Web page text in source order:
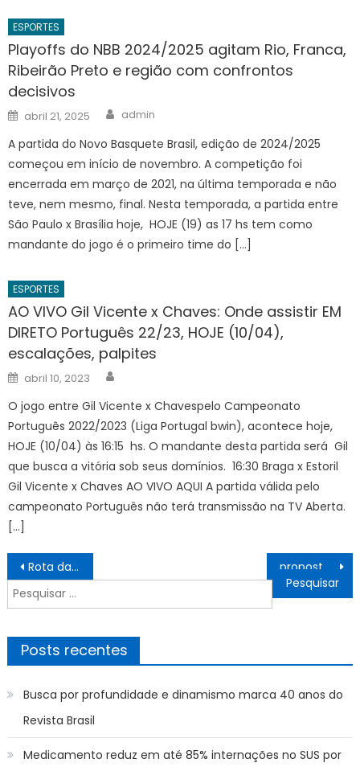
ESPORTES
Playoffs do NBB 2024/2025 agitam Rio, Franca,
Ribeirão Preto e região com confrontos
decisivos
Posted
on
abril 21, 2025 Author
admin
A partida do Novo Basquete Brasil, edição de 2024/2025
começou em início de novembro. A competição foi
encerrada em março de 2021, na última temporada e não
teve, nem mesmo, final. Nesta temporada, a partida entre
São Paulo x Brasília hoje, HOJE (19) as 17 hs tem como
mandante do jogo é o primeiro time do […]
ESPORTES
AO VIVO Gil Vicente x Chaves: Onde assistir EM
DIRETO Português 22/23, HOJE (10/04),
escalações, palpites
Posted
on
abril 10, 2023
O jogo entre Gil Vicente x Chavespelo Campeonato
Português 2022/2023 (Liga Portugal bwin), acontece hoje,
HOJE (10/04) às 16:15 hs. O mandante desta partida será Gil
que busca a vitória sob seus domínios. 16:30 Braga x Estoril
Gil Vicente x Chaves AO VIVO AQUI A partida válida pelo
campeonato Português não terá transmissão na TV Aberta.
[…]
Navegação
de
Post
Rota da Mulher encerra semana de ações itinerantes com mais de 10 mil atendimentos gratuitos em Nova Iguaçu
Pesquisar
por:
Posts recentes
Busca por profundidade e dinamismo marca 40 anos do
Revista Brasil
Medicamento reduz em até 85% internações no SUS por